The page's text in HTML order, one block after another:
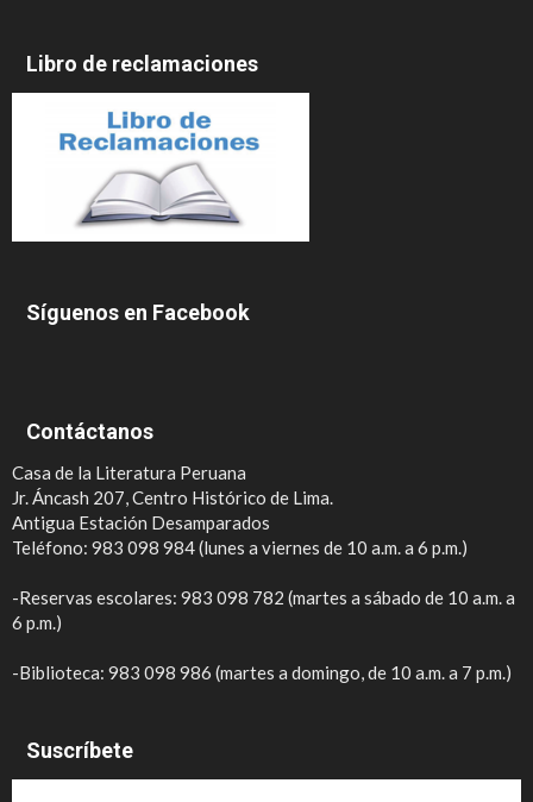
Libro de reclamaciones
Síguenos en Facebook
Contáctanos
Casa de la Literatura Peruana
Jr. Áncash 207, Centro Histórico de Lima.
Antigua Estación Desamparados
Teléfono: 983 098 984 (lunes a viernes de 10 a.m. a 6 p.m.)
-Reservas escolares: 983 098 782 (martes a sábado de 10 a.m. a
6 p.m.)
-Biblioteca: 983 098 986 (martes a domingo, de 10 a.m. a 7 p.m.)
Suscríbete